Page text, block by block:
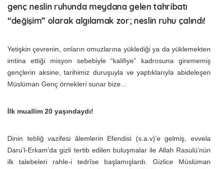
genç neslin ruhunda meydana gelen tahribatı
“değişim” olarak algılamak zor; neslin ruhu çalındı!
Yetişkin çevrenin, onların omuzlarına yüklediği ya da yüklemekten
imtina ettiği misyon sebebiyle “kalifiye” kadrosuna girememiş
gençlerin aksine, tarihimiz duruşuyla ve yaptıklarıyla abideleşen
Müslüman Genç örnekleri sunar bize…
İlk muallim 20 yaşındaydı!
Dinin tebliğ vazifesi âlemlerin Efendisi (s.a.v)’e gelmiş, evvela
Daru’l-Erkam’da gizli tertib edilen buluşmalar ile Allah Rasulü’nün
ilk talebeleri rahle-i tedrîse başlamışlardı. Gizlice Müslüman